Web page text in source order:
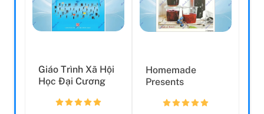
Giáo Trình Xã Hội
Học Đại Cương
Homemade
Presents